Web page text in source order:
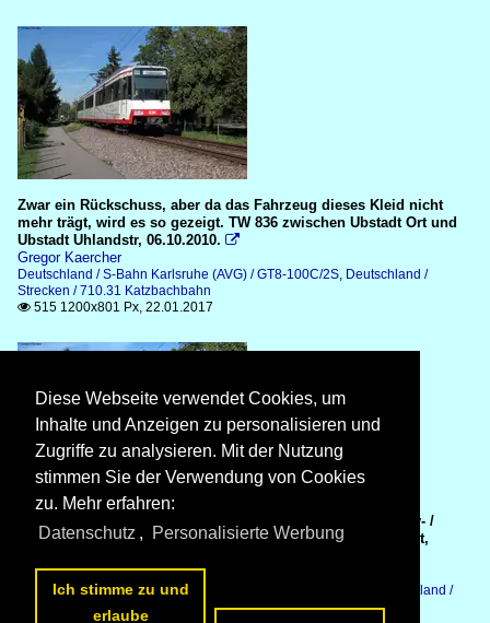
Zwar ein Rückschuss, aber da das Fahrzeug dieses Kleid nicht
mehr trägt, wird es so gezeigt. TW 836 zwischen Ubstadt Ort und
Ubstadt Uhlandstr, 06.10.2010. 
Gregor Kaercher
Deutschland / S-Bahn Karlsruhe (AVG) / GT8-100C/2S, Deutschland /
Strecken / 710.31 Katzbachbahn
 515 1200x801 Px, 22.01.2017
TW 882 noch im alten Look mit der KVV-Eigenwerbung City- /
Regio-Quattro. zwischen Ubstadt-Uhlandstr. und Ubstadt Ort,
Gregor Kaercher
Deutschland / S-Bahn Karlsruhe (AVG) / GT8-100D/2S-M P
Deutschland /
Strecken / 710.31 Katzbachbahn
Diese Webseite verwendet Cookies, um
Inhalte und Anzeigen zu personalisieren und
Zugriffe zu analysieren. Mit der Nutzung
stimmen Sie der Verwendung von Cookies
zu. Mehr erfahren:
Datenschutz , Personalisierte Werbung
Ich stimme zu und
erlaube